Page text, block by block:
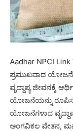
Aadhar NPCI
ಪ್ರಮುಖವಾದ
ವೃದ್ದಾಪ್ಯ ಜೀವನಕ್ಕೆ
ಯೋಜನೆಯನ್ನು
ಯೋಜನೆಗಳಾದ
ಅಂಗವಿಕಲ ವೇತನ,